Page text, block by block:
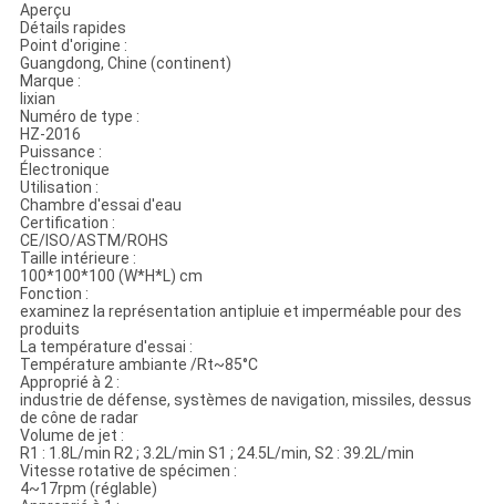
Aperçu
Détails rapides
Point d'origine :
Guangdong, Chine (continent)
Marque :
lixian
Numéro de type :
HZ-2016
Puissance :
Électronique
Utilisation :
Chambre d'essai d'eau
Certification :
CE/ISO/ASTM/ROHS
Taille intérieure :
100*100*100 (W*H*L) cm
Fonction :
examinez la représentation antipluie et imperméable pour des
produits
La température d'essai :
Température ambiante /Rt~85°C
Approprié à 2 :
industrie de défense, systèmes de navigation, missiles, dessus
de cône de radar
Volume de jet :
R1 : 1.8L/min R2 ; 3.2L/min S1 ; 24.5L/min, S2 : 39.2L/min
Vitesse rotative de spécimen :
4~17rpm (réglable)